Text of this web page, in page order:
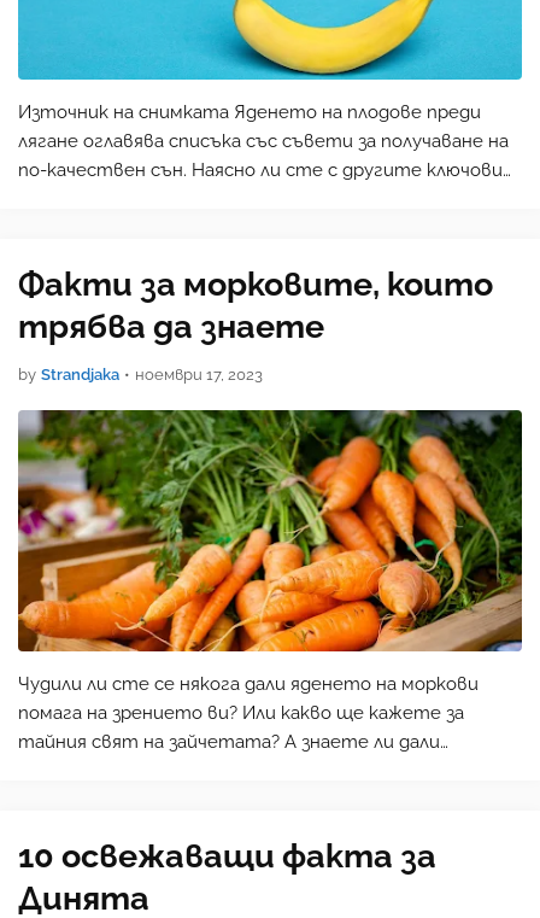
Източник на снимката Яденето на плодове преди
лягане оглавява списъка със съвети за получаване на
по-качествен сън. Наясно ли сте с другите ключови
Факти за морковите, които
трябва да знаете
by Strandjaka • ноември 17, 2023
Чудили ли сте се някога дали яденето на моркови
помага на зрението ви? Или какво ще кажете за
тайния свят на зайчетата? А знаете ли дали
10 освежаващи факта за
Динята